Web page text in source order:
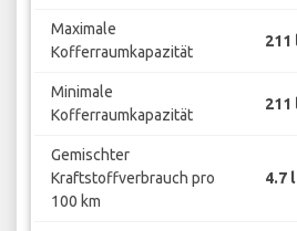
Maximale
Kofferraumkapazität
211
Minimale
Kofferraumkapazität
211
Gemischter
Kraftstoffverbrauch pro
100 km
4.7 l